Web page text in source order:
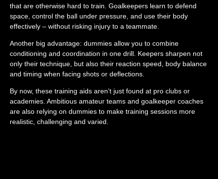
that are otherwise hard to train. Goalkeepers learn to defend
space, control the ball under pressure, and use their body
effectively – without risking injury to a teammate.
Another big advantage: dummies allow you to combine
conditioning and coordination in one drill. Keepers sharpen not
only their technique, but also their reaction speed, body balance
and timing when facing shots or deflections.
By now, these training aids aren’t just found at pro clubs or
academies. Ambitious amateur teams and goalkeeper coaches
are also relying on dummies to make training sessions more
realistic, challenging and varied.